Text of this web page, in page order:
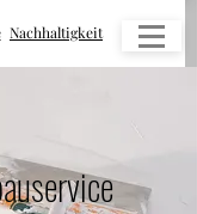
Nachhaltigkeit